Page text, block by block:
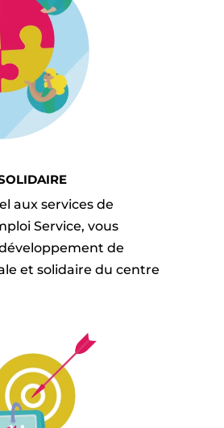
aux services de
Service, vous
de
et solidaire du centre